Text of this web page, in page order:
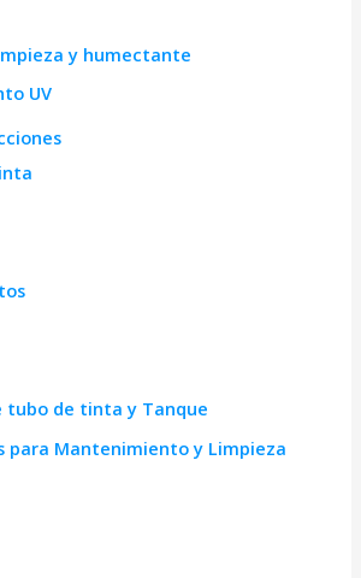
y humectante
UV
tubo de tinta y Tanque
para Mantenimiento y Limpieza